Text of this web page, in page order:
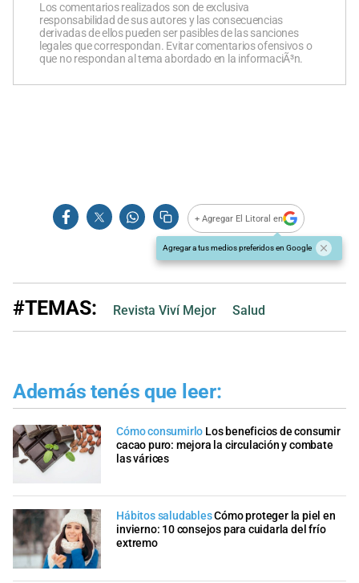
Los comentarios realizados son de exclusiva
responsabilidad de sus autores y las consecuencias
derivadas de ellos pueden ser pasibles de las sanciones
legales que correspondan. Evitar comentarios ofensivos o
que no respondan al tema abordado en la informaciÃ³n.
+ Agregar El Litoral en
Agregar a tus medios preferidos en Google
#TEMAS: Revista Viví Mejor Salud
Además tenés que leer:
Cómo consumirlo Los beneficios de consumir
cacao puro: mejora la circulación y combate
las várices
Hábitos saludablesCómo proteger la piel en
invierno: 10 consejos para cuidarla del frío
extremo